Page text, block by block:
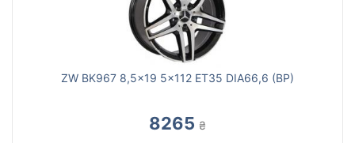
ZW BK967 8,5x19 5x112 ET35 DIA66,6 (BP)
8265 ₴